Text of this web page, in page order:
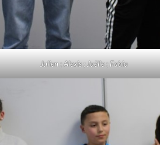
Julien ; Alexis ; Joëlle ; Fabio